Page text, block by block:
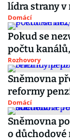
lídra strany
Domácí
Pokud se
počtu
Rozhovory
Sněmovna
reformy
Domácí
Sněmovna
o